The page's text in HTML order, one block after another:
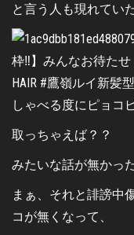
と言う人も現れてい
しゃべる度にピョコ
取っちゃえば？？
みたいな話が無かっ
まぁ、それと誹謗中
コが無くなって、